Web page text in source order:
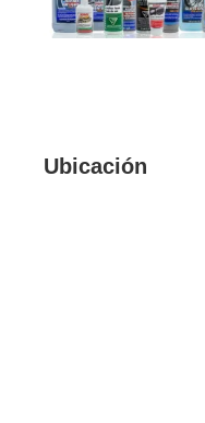
Ubicación